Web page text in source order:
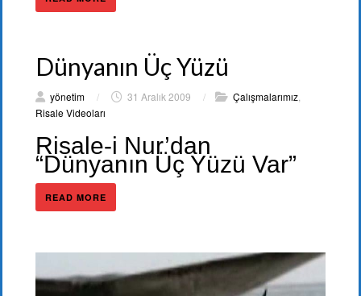
Dünyanın Üç Yüzü
yönetim / 31 Aralık 2009 / Çalışmalarımız
Risale Videoları
Risale-i Nur’dan
“Dünyanın Üç Yüzü Var”
READ MORE